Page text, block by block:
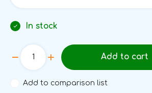
In stock
Add to cart
Add to comparison list